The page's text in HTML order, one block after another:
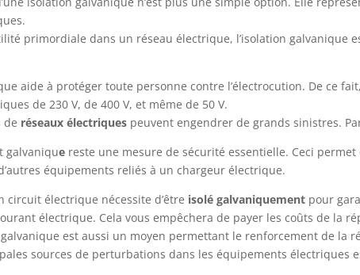
primordiale dans un réseau électrique, l’isolation
aide à protéger toute personne contre l’électrocution. De ce
de 230 V, de 400 V, et même de 50 V.
de réseaux électriques peuvent engendrer de grands sinistres.
galvanique reste une mesure de sécurité essentielle. Ceci
équipements reliés à un chargeur électrique.
électrique nécessite d’être isolé galvaniquementpour
électrique. Cela vous empêchera de payer les coûts de la
est aussi un moyen permettant le renforcement de la
sources de perturbations dans les équipements